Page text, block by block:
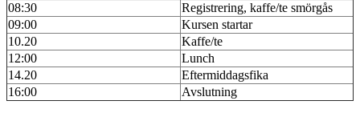
08:30
Registrering, kaffe/te smörgås
09:00
Kursen startar
10.20
Kaffe/te
12:00
Lunch
14.20
Eftermiddagsfika
16:00
Avslutning